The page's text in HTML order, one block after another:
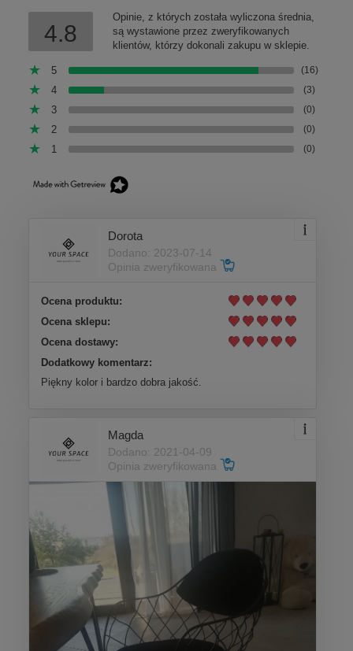
4.8
Opinie, z których została wyliczona średnia,
są wystawione przez zweryfikowanych
klientów, którzy dokonali zakupu w sklepie.
5 (16)
4 (3)
3 (0)
2 (0)
1 (0)
Dorota
Dodano: 2023-07-14
Opinia zweryfikowana
Ocena produktu:
Ocena sklepu:
Ocena dostawy:
Dodatkowy komentarz:
Piękny kolor i bardzo dobra jakość.
Magda
Dodano: 2021-04-09
Opinia zweryfikowana